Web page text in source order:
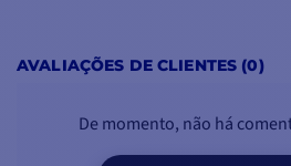
AVALIAÇÕES DE CLIENTES (0)
De momento, não há